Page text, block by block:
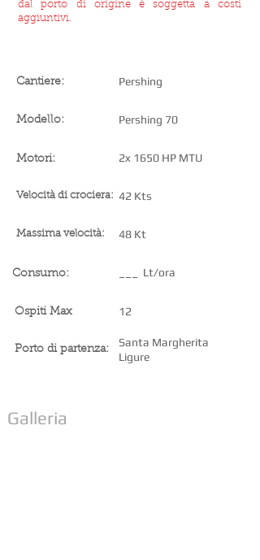
dal porto di origine è soggetta a costi
aggiuntivi.
___ Lt/ora
Ospiti Max 12
Porto di partenza:
Santa Margherita
Ligure
Consumo:
Cantiere: Pershing
Modello: Pershing 70
Motori: 2x 1650 HP MTU
Velocità di crociera: 42 Kts
Massima velocità: 48 Kt
Galleria